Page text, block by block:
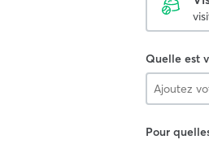
Quelle est
Pour